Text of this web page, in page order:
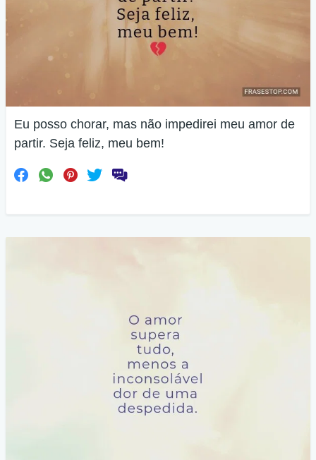
Eu posso chorar, mas não impedirei meu amor de
partir. Seja feliz, meu bem!